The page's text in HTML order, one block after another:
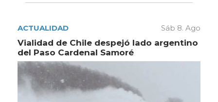
ACTUALIDAD Sáb 8. Ago
Vialidad de Chile despejó lado argentino
del Paso Cardenal Samoré